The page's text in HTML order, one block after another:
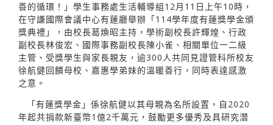
善的循環！」學生事務處生活輔導組12月11日上午10時，
在守謙國際會議中心有蓮廳舉辦「114學年度有蓮獎學金頒
獎典禮」，由校長葛煥昭主持，學術副校長許輝煌、行政
副校長林俊宏、國際事務副校長陳小雀、相關單位一二級
主管、受獎學生與家長親友，逾300人共同見證管科所校友
徐航健回饋母校、嘉惠學弟妹的溫暖善行，同時表達感激
之意。
「有蓮獎學金」係徐航健以其母親為名所設置，自2020
年起共捐款新臺幣1億2千萬元，鼓勵更多優秀及具研究潛